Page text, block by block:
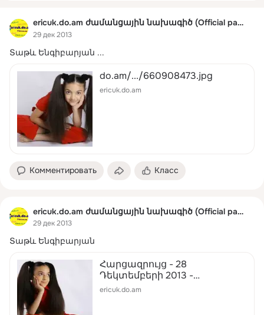
ericuk.do.am ժամանցային նախագիծ (Official page)
29 дек 2013
Տաթև Ենգիբարյան ...
do.am/.../660908473.jpg
ericuk.do.am
Комментировать Класс
ericuk.do.am ժամանցային նախագիծ (Official page)
29 дек 2013
Տաթև Ենգիբարյան
Հարցազրույց - 28
Դեկտեմբերի 2013 -
դպրոցական ժամանցային
ericuk.do.am